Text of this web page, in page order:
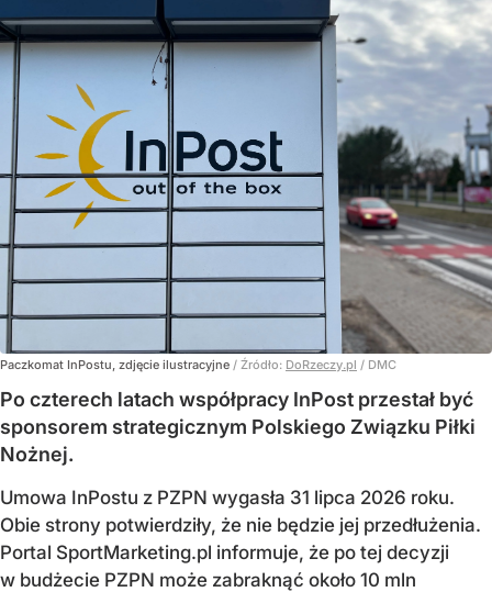
Paczkomat InPostu, zdjęcie ilustracyjne / Źródło: DoRzeczy.pl / DMC
Po czterech latach współpracy InPost przestał być
sponsorem strategicznym Polskiego Związku Piłki
Nożnej.
Umowa InPostu z PZPN wygasła 31 lipca 2026 roku.
Obie strony potwierdziły, że nie będzie jej przedłużenia.
Portal SportMarketing.pl informuje, że po tej decyzji
w budżecie PZPN może zabraknąć około 10 mln